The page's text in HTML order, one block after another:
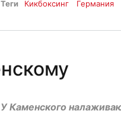
Теги Кикбоксинг Германия
У Каменского